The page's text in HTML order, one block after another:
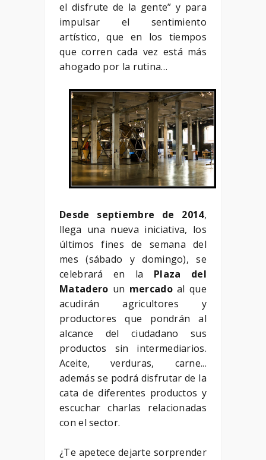
el disfrute de la gente” y para
impulsar el sentimiento
artístico, que en los tiempos
que corren cada vez está más
ahogado por la rutina…
Desde septiembre de 2014,
llega una nueva iniciativa, los
últimos fines de semana del
mes (sábado y domingo), se
celebrará en la Plaza del
Matadero un mercadoal que
acudirán agricultores y
productores que pondrán al
alcance del ciudadano sus
productos sin intermediarios.
Aceite, verduras, carne...
además se podrá disfrutar de la
cata de diferentes productos y
escuchar charlas relacionadas
con el sector.
¿Te apetece dejarte sorprender